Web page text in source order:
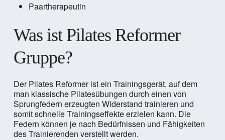
Paartherapeutin
Was ist Pilates Reformer
Gruppe?
Der Pilates Reformer ist ein Trainingsgerät, auf dem
man klassische Pilatesübungen durch einen von
Sprungfedern erzeugten Widerstand trainieren und
somit schnelle Trainingseffekte erzielen kann. Die
Federn können je nach Bedürfnissen und Fähigkeiten
des Trainierenden verstellt werden.